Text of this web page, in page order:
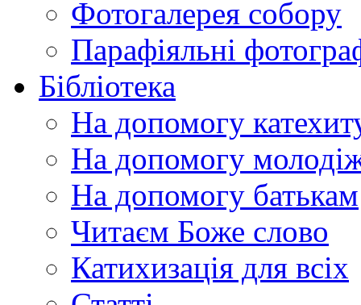
Фотогалерея собору
Парафіяльні
Бібліотека
На допомогу
На допомогу
На допомогу батькам
Читаєм Боже слово
Катихизація для всіх